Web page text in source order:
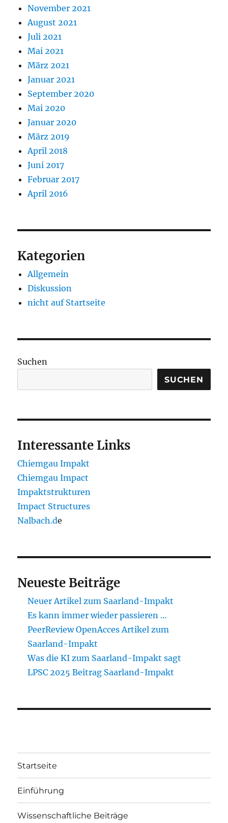
November 2021
August 2021
Juli 2021
Mai 2021
März 2021
Januar 2021
September 2020
Mai 2020
Januar 2020
März 2019
April 2018
Juni 2017
Februar 2017
April 2016
Kategorien
Allgemein
Diskussion
nicht auf Startseite
Suchen
SUCHEN
Interessante Links
Chiemgau Impakt
Chiemgau Impact
Impaktstrukturen
Impact Structures
Nalbach.de
Neueste Beiträge
Neuer Artikel zum Saarland-Impakt
Es kann immer wieder passieren …
PeerReview OpenAcces Artikel zum
Saarland-Impakt
Was die KI zum Saarland-Impakt sagt
LPSC 2025 Beitrag Saarland-Impakt
Startseite
Einführung
Wissenschaftliche Beiträge